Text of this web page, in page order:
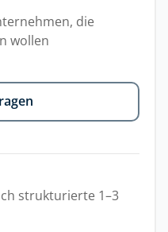
die
wollen
strukturierte 1–3